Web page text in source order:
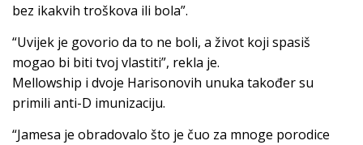
bez ikakvih troškova ili bola”.
“Uvijek je govorio da to ne boli, a život koji spasiš
mogao bi biti tvoj vlastiti”, rekla je.
Mellowship i dvoje Harisonovih unuka također su
primili anti-D imunizaciju.
“Jamesa je obradovalo što je čuo za mnoge porodice